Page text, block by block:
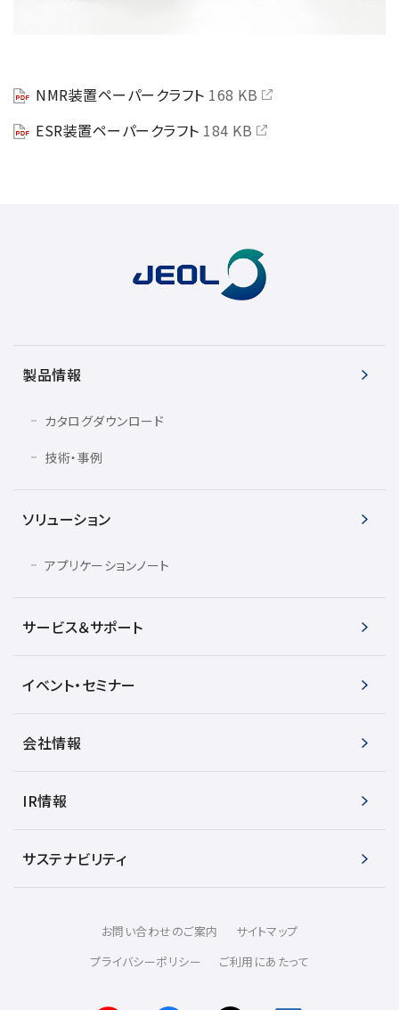
NMR装置ペーパークラフト 168 KB
ESR装置ペーパークラフト 184 KB
製品情報
カタログダウンロード
技術・事例
ソリューション
アプリケーションノート
サービス＆サポート
イベント・セミナー
会社情報
IR情報
サステナビリティ
お問い合わせのご案内
サイトマップ
プライバシーポリシー
ご利用にあたって